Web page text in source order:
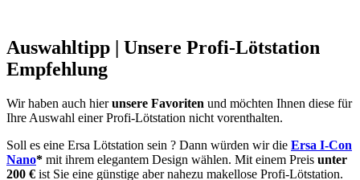
Auswahltipp | Unsere Profi-Lötstation
Empfehlung
Wir haben auch hierunsere Favoriten und möchten Ihnen diese für
Ihre Auswahl einer Profi-Lötstation nicht vorenthalten.
Soll es eine Ersa Lötstation sein ? Dann würden wir die Ersa I-Con
Nano* mit ihrem elegantem Design wählen. Mit einem Preis unter
200 € ist Sie eine günstige aber nahezu makellose Profi-Lötstation.